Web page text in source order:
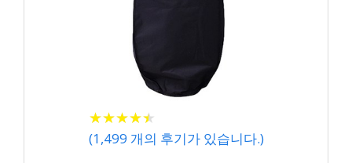
★★★★★
★★★★★
(1,499 개의 후기가 있습니다.)